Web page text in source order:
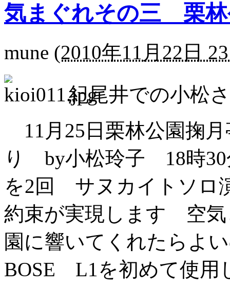
気まぐれその三 栗林
mune (2010年11月22日
紀尾井での小松
11月25日栗林公園掬
り by小松玲子 18時30
を2回 サヌカイトソロ
約束が実現します 空気
園に響いてくれたらよ
BOSE L1を初めて使